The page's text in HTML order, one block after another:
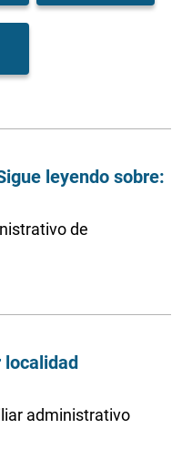
leyendo sobre:
de
localidad
administrativo